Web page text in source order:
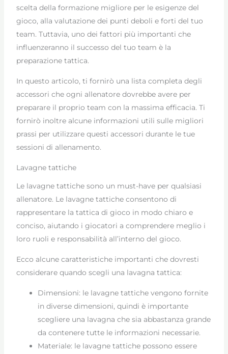
scelta della formazione migliore per le esigenze del
gioco, alla valutazione dei punti deboli e forti del tuo
team. Tuttavia, uno dei fattori più importanti che
influenzeranno il successo del tuo team è la
preparazione tattica.
In questo articolo, ti fornirò una lista completa degli
accessori che ogni allenatore dovrebbe avere per
preparare il proprio team con la massima efficacia. Ti
fornirò inoltre alcune informazioni utili sulle migliori
prassi per utilizzare questi accessori durante le tue
sessioni di allenamento.
Lavagne tattiche
Le lavagne tattiche sono un must-have per qualsiasi
allenatore. Le lavagne tattiche consentono di
rappresentare la tattica di gioco in modo chiaro e
conciso, aiutando i giocatori a comprendere meglio i
loro ruoli e responsabilità all’interno del gioco.
Ecco alcune caratteristiche importanti che dovresti
considerare quando scegli una lavagna tattica:
Dimensioni: le lavagne tattiche vengono fornite
in diverse dimensioni, quindi è importante
scegliere una lavagna che sia abbastanza grande
da contenere tutte le informazioni necessarie.
Materiale: le lavagne tattiche possono essere